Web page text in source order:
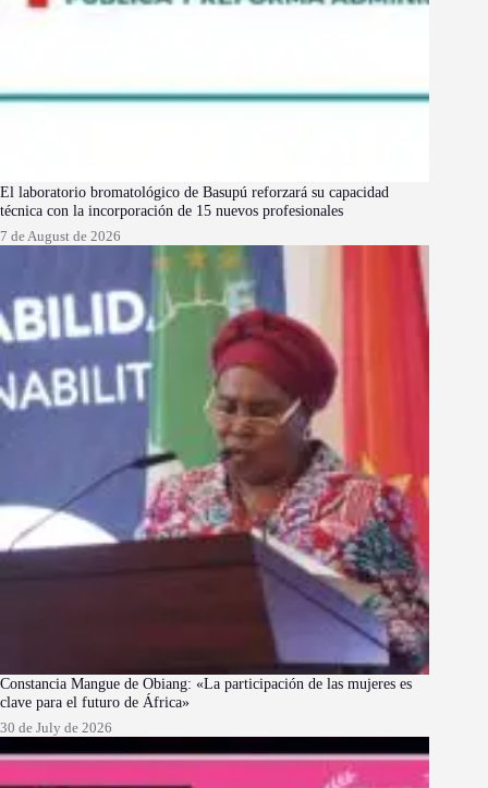
El laboratorio bromatológico de Basupú reforzará su capacidad
técnica con la incorporación de 15 nuevos profesionales
7 de August de 2026
Constancia Mangue de Obiang: «La participación de las mujeres es
clave para el futuro de África»
30 de July de 2026